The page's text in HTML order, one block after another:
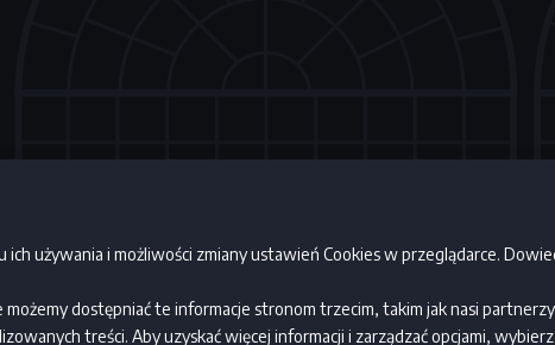
używania i możliwości zmiany ustawień Cookies w przeglądarce.
możemy dostępniać te informacje stronom trzecim, takim jak nasi
treści. Aby uzyskać więcej informacji i zarządzać opcjami,
2026 © Polityka prywatności Regulamin Baked by